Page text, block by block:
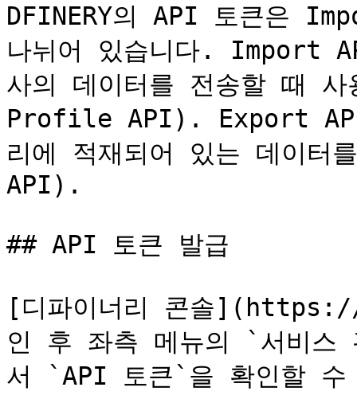
DFINERY의 API 토큰은
나뉘어 있습니다. Import
사의 데이터를 전송할 때
Profile API). Export API
리에 적재되어 있는 데이
API).
## API 토큰 발급
[디파이너리 콘솔
인 후 좌측 메뉴의 `서비스
서 `API 토큰`을 확인할 수